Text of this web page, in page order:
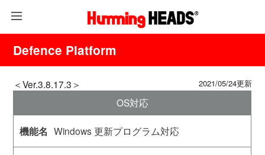
Defence Platform
＜Ver.3.8.17.3＞ 2021/05/24更新
OS対応
Windows 更新プログラム対応